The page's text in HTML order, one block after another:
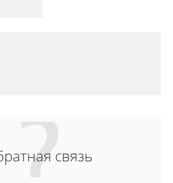
связь